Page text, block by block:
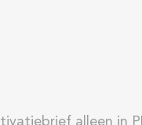
alleen in